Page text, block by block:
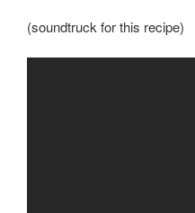
(soundtruck for this recipe)